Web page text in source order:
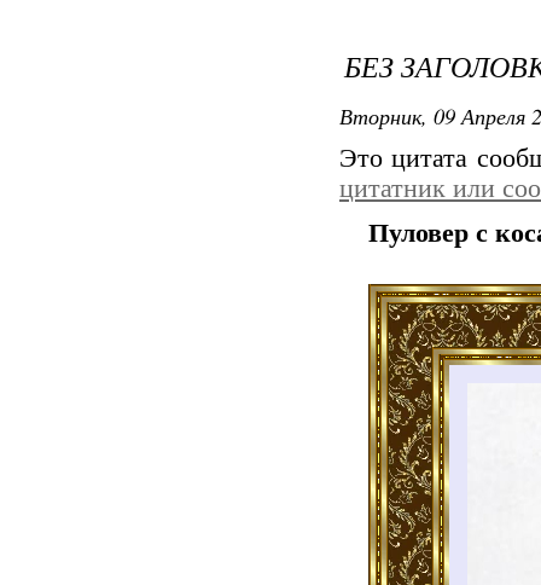
БЕЗ
Вторник, 09 Апреля
Это цитата
цитатник или
Пуловер с